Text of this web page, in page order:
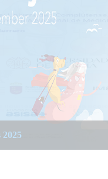
integrada social y
del 26 al 31 de enero
2025